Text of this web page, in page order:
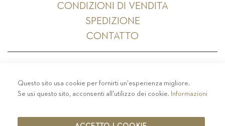
CONDIZIONI DI VENDITA
SPEDIZIONE
CONTATTO
PRIVACY-COLOPHON - COOKIE POLICY
CODICE ETICO
Questo sito usa cookie per fornirti un'esperienza migliore.
Se usi questo sito, acconsenti all'utilizzo dei cookie. Informazioni